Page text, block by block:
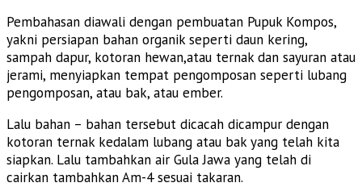
Pembahasan diawali dengan pembuatan Pupuk Kompos,
yakni persiapan bahan organik seperti daun kering,
sampah dapur, kotoran hewan,atau ternak dan sayuran atau
jerami, menyiapkan tempat pengomposan seperti lubang
pengomposan, atau bak, atau ember.
Lalu bahan – bahan tersebut dicacah dicampur dengan
kotoran ternak kedalam lubang atau bak yang telah kita
siapkan. Lalu tambahkan air Gula Jawa yang telah di
cairkan tambahkan Am-4 sesuai takaran.